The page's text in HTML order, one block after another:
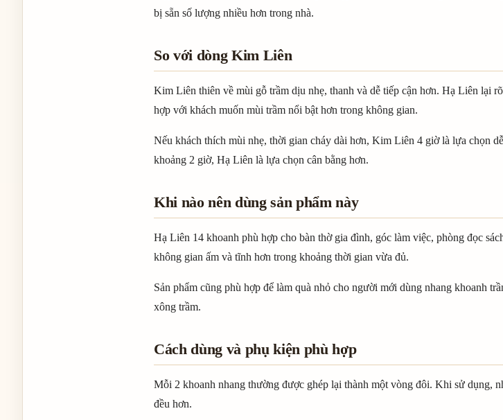
bị sẵn số lượng nhiều hơn trong nhà.
So với dòng Kim Liên
Kim Liên thiên về mùi gỗ trầm dịu nhẹ, thanh và dễ tiếp cận hơn. Hạ Liên lại
hợp với khách muốn mùi trầm nổi bật hơn trong không gian.
Nếu khách thích mùi nhẹ, thời gian cháy dài hơn, Kim Liên 4 giờ là lựa chọn
khoảng 2 giờ, Hạ Liên là lựa chọn cân bằng hơn.
Khi nào nên dùng sản phẩm này
Hạ Liên 14 khoanh phù hợp cho bàn thờ gia đình, góc làm việc, phòng đọc
không gian ấm và tĩnh hơn trong khoảng thời gian vừa đủ.
Sản phẩm cũng phù hợp để làm quà nhỏ cho người mới dùng nhang khoanh
xông trầm.
Cách dùng và phụ kiện phù hợp
Mỗi 2 khoanh nhang thường được ghép lại thành một vòng đôi. Khi sử dụng,
đều hơn.